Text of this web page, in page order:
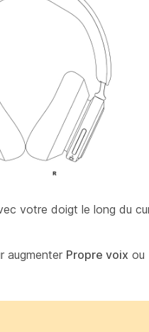
votre doigt le long du
augmenter Propre voix ou